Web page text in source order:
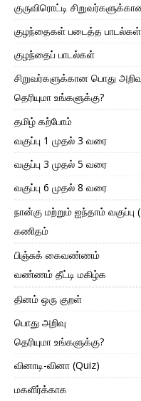
குருவிரொட்டி
குழந்தைகள் படைத்த பாடல்கள்
குழந்தைப் பாடல்கள்
சிறுவர்களுக்கான பொது
தெரியுமா உங்களுக்கு?
தமிழ் கற்போம்
வகுப்பு 1 முதல் 3 வரை
வகுப்பு 3 முதல் 5 வரை
வகுப்பு 6 முதல் 8 வரை
நான்கு மற்றும் ஐந்தாம்
கணிதம்
பிஞ்சுக் கைவண்ணம்
வண்ணம் தீட்டி மகிழ்க
தினம் ஒரு குறள்
பொது அறிவு
தெரியுமா உங்களுக்கு?
வினாடி-வினா (Quiz)
மகளிர்க்காக